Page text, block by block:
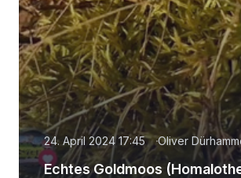
24. April 2024 17:45 Oliver
Echtes Goldmoos